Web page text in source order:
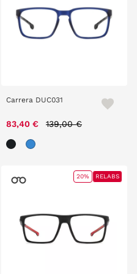
Carrera DUC031
83,40 € Price reduced from
139,00 €
20% RELABS